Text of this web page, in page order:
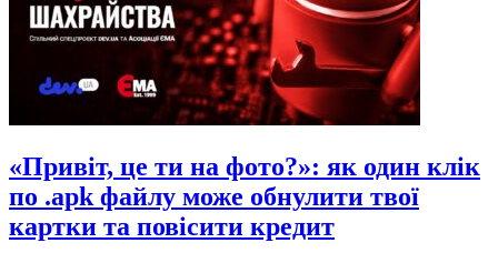
«Привіт, це ти на фото?»: як один клік
по .apk файлу може обнулити твої
картки та повісити кредит